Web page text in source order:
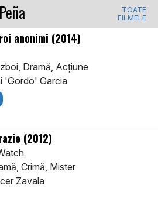
TOATE
FILMELE
anonimi (2014)
Dramă, Acţiune
'Gordo' Garcia
(2012)
Crimă, Mister
Zavala